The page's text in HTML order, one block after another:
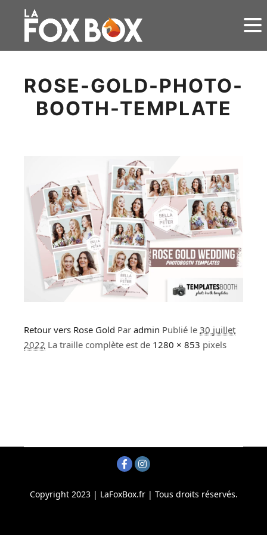
ROSE-GOLD-PHOTO-
BOOTH-TEMPLATE
Retour vers Rose Gold Par admin Publié le 30 juillet
2022 La traille complète est de 1280 × 853 pixels
Copyright 2023 | LaFoxBox.fr | Tous droits réservés.